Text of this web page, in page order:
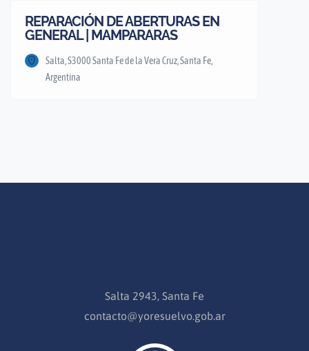
REPARACIÓN DE ABERTURAS EN
GENERAL | MAMPARARAS
Salta, S3000 Santa Fe de la Vera Cruz, Santa Fe,
Argentina
Salta 2943, Santa Fe
contacto@yoresuelvo.gob.ar